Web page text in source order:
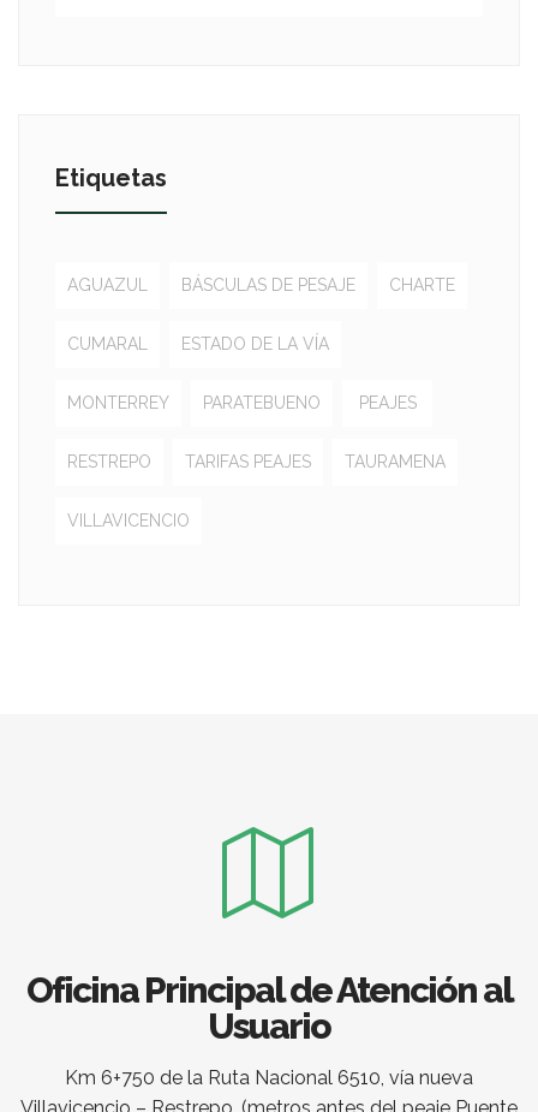
Etiquetas
AGUAZUL BÁSCULAS DE PESAJE CHARTE
CUMARAL ESTADO DE LA VÍA
MONTERREY PARATEBUENO PEAJES
RESTREPO TARIFAS PEAJES TAURAMENA
VILLAVICENCIO
Oficina Principal de Atención al
Usuario
Km 6+750 de la Ruta Nacional 6510, vía nueva